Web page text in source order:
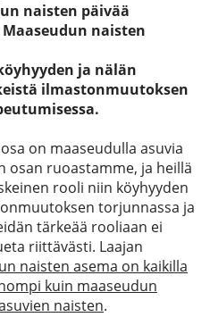
naisten päivää
Maaseudun naisten
ja nälän
ilmastonmuutoksen
on maaseudulla asuvia
osan ruoastamme, ja heillä
rooli niin köyhyyden
torjunnassa ja
tärkeää rooliaan ei
riittävästi. Laajan
naisten asema on kaikilla
kuin maaseudun
naisten.